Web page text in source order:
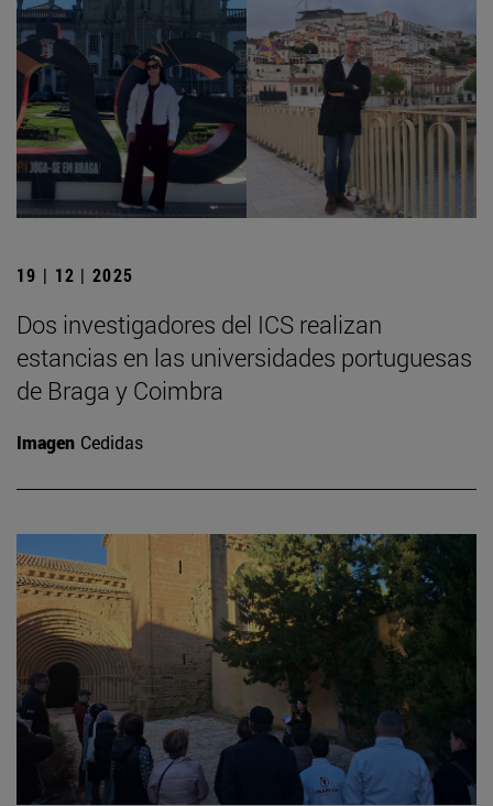
19 | 12 | 2025
Dos investigadores del ICS realizan
estancias en las universidades portuguesas
de Braga y Coimbra
Imagen Cedidas